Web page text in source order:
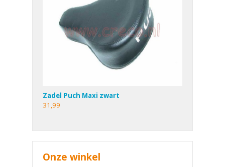
Zadel Puch Maxi zwart
31,99
Onze winkel